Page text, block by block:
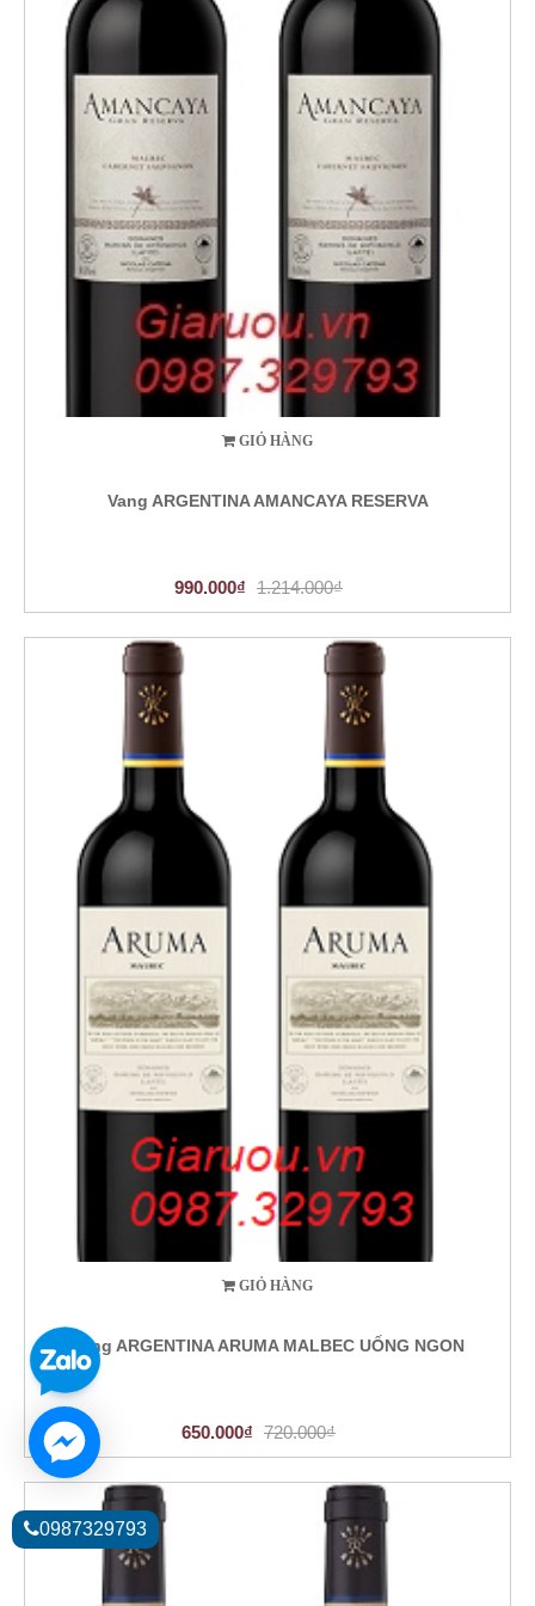
GIỎ HÀNG
Vang ARGENTINA AMANCAYA RESERVA
990.000₫ 1.214.000₫
GIỎ HÀNG
Vang ARGENTINA ARUMA MALBEC UỐNG NGON
650.000₫ 720.000₫
0987329793